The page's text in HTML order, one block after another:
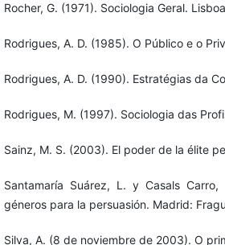
Rocher, G. (1971). Sociologia Geral.
Rodrigues, A. D. (1985). O Público e o
Rodrigues, A. D. (1990). Estratégias da
Rodrigues, M. (1997). Sociologia das
Sainz, M. S. (2003). El poder de la élite
Santamaría Suárez, L. y Casals
géneros para la persuasión. Madrid:
Silva, A. (8 de noviembre de 2003). O